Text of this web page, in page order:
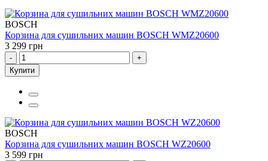
BOSCH
Корзина для сушильних машин BOSCH WMZ20600
3 299 грн
-
+
Купити
BOSCH
Корзина для сушильних машин BOSCH WZ20600
3 599 грн